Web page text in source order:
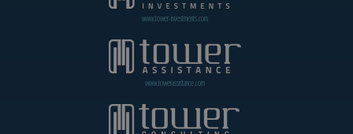
www.tower-investments.com
www.towerassistance.com